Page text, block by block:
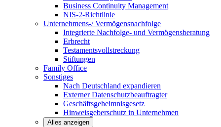
Business Continuity Management
NIS-2-Richtlinie
Unternehmens-/Vermögensnachfolge
Integrierte Nachfolge- und Vermögensberatung
Erbrecht
Testamentsvollstreckung
Stiftungen
Family Office
Sonstiges
Nach Deutschland expandieren
Externer Datenschutzbeauftragter
Geschäftsgeheimnisgesetz
Hinweisgeberschutz in Unternehmen
Alles anzeigen